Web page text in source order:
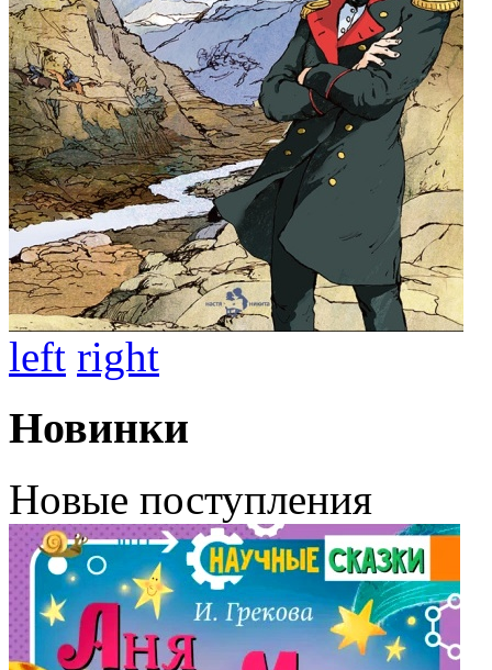
left right
Новинки
Новые поступления